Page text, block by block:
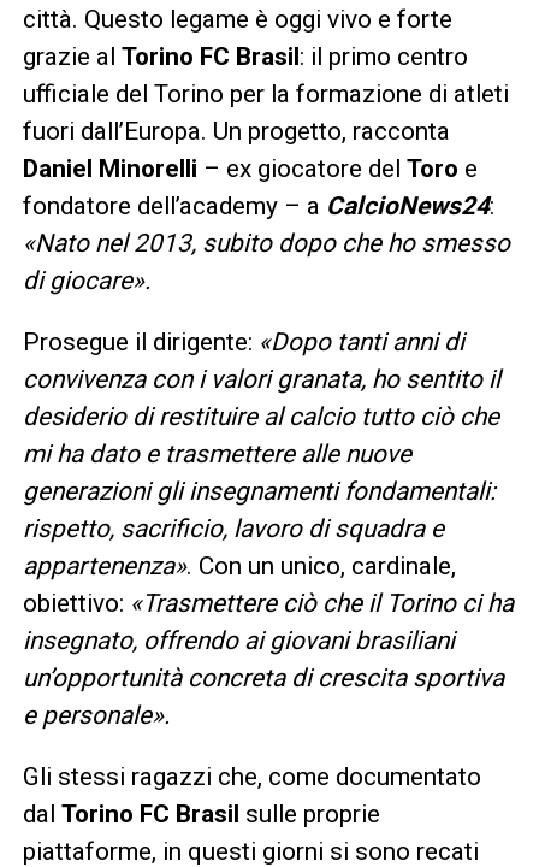
città. Questo legame è oggi vivo e forte
grazie al Torino FC Brasil: il primo centro
ufficiale del Torino per la formazione di atleti
fuori dall’Europa. Un progetto, racconta
Daniel Minorelli – ex giocatore del Toro e
fondatore dell’academy – a CalcioNews24:
«Nato nel 2013, subito dopo che ho smesso
di giocare».
Prosegue il dirigente: «Dopo tanti anni di
convivenza con i valori granata, ho sentito il
desiderio di restituire al calcio tutto ciò che
mi ha dato e trasmettere alle nuove
generazioni gli insegnamenti fondamentali:
rispetto, sacrificio, lavoro di squadra e
appartenenza». Con un unico, cardinale,
obiettivo: «Trasmettere ciò che il Torino ci ha
insegnato, offrendo ai giovani brasiliani
un’opportunità concreta di crescita sportiva
e personale».
Gli stessi ragazzi che, come documentato
dal Torino FC Brasil sulle proprie
piattaforme, in questi giorni si sono recati